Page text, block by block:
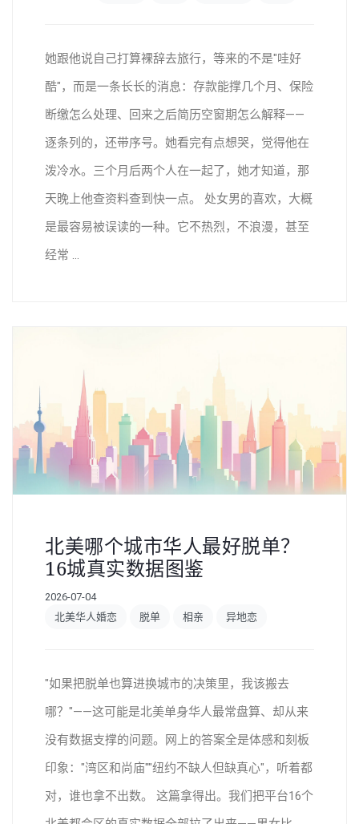
她跟他说自己打算裸辞去旅行，等来的不是"哇好
酷"，而是一条长长的消息：存款能撑几个月、保险
断缴怎么处理、回来之后简历空窗期怎么解释——
逐条列的，还带序号。她看完有点想哭，觉得他在
泼冷水。三个月后两个人在一起了，她才知道，那
天晚上他查资料查到快一点。 处女男的喜欢，大概
是最容易被误读的一种。它不热烈，不浪漫，甚至
经常 ...
北美哪个城市华人最好脱单？
16城真实数据图鉴
2026-07-04
北美华人婚恋
脱单 相亲 异地恋
"如果把脱单也算进换城市的决策里，我该搬去
哪？"——这可能是北美单身华人最常盘算、却从来
没有数据支撑的问题。网上的答案全是体感和刻板
印象："湾区和尚庙""纽约不缺人但缺真心"，听着都
对，谁也拿不出数。 这篇拿得出。我们把平台16个